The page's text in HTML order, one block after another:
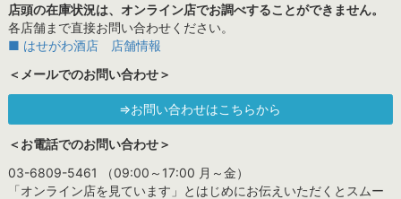
店頭の在庫状況は、オンライン店でお調べすることができません。
各店舗まで直接お問い合わせください。
■ はせがわ酒店 店舗情報
＜メールでのお問い合わせ＞
⇒お問い合わせはこちらから
＜お電話でのお問い合わせ＞
03-6809-5461 （09:00～17:00 月～金）
「オンライン店を見ています」とはじめにお伝えいただくとスムー